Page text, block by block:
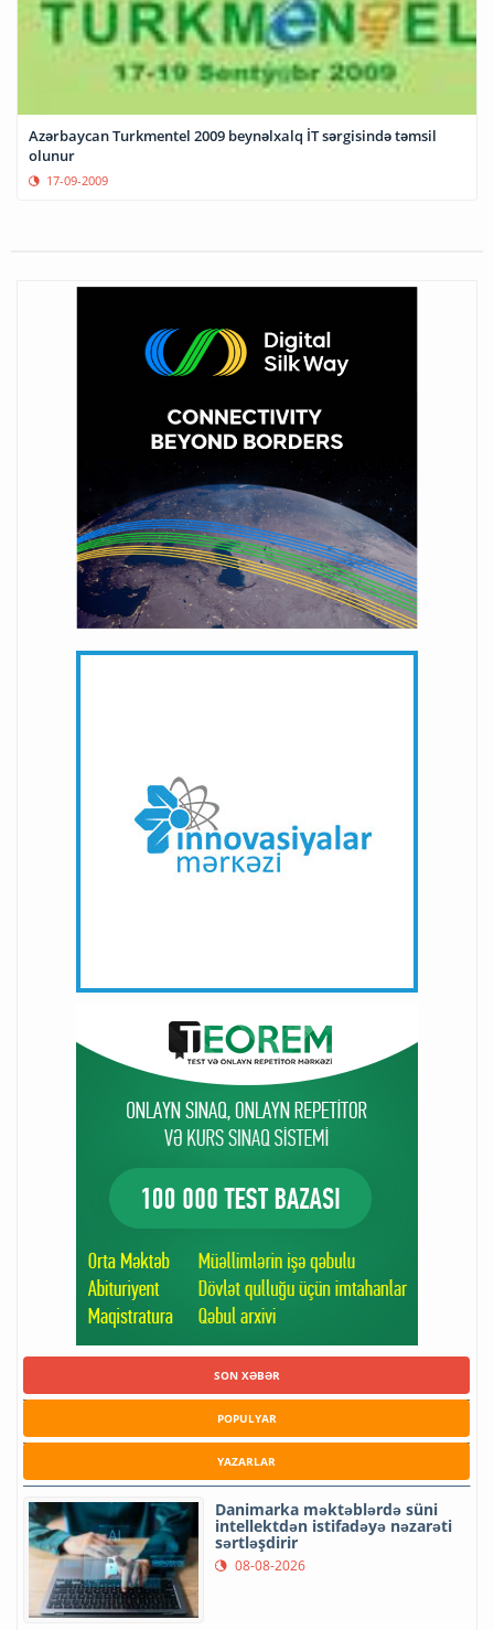
Azərbaycan Turkmentel 2009 beynəlxalq İT sərgisində təmsil
olunur
17-09-2009
SON XƏBƏR
POPULYAR
YAZARLAR
Danimarka məktəblərdə süni
intellektdən istifadəyə nəzarəti
sərtləşdirir
08-08-2026